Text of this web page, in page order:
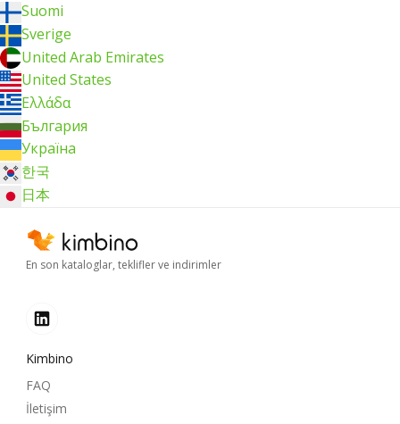
Suomi
Sverige
United Arab Emirates
United States
Ελλάδα
България
Україна
한국
日本
En son kataloglar, teklifler ve indirimler
Kimbino
FAQ
İletişim